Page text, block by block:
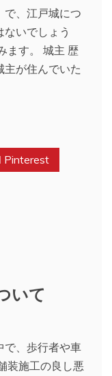
で、江戸城につ
いでしょう
ます。 城主 歴
主が住んでいた
Pinterest
いて
で、歩行者や車
装施工の良し悪